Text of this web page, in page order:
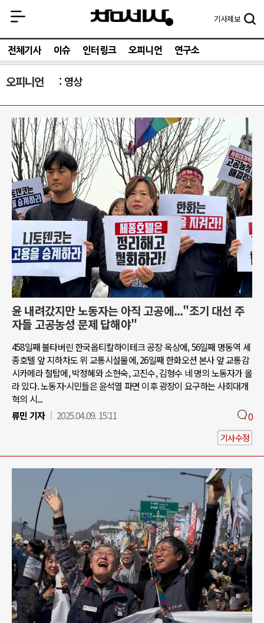
기사제보
전체기사 이슈 인터링크 오피니언 연구소
오피니언 영상
윤 내려갔지만 노동자는 아직 고공에..."조기 대선 주
자들 고공농성 문제 답해야"
458일째 불타버린 한국옵티칼하이테크 공장 옥상에, 56일째 명동역 세
종호텔 앞 지하차도 위 교통시설물에, 26일째 한화오션 본사 앞 교통감
시카메라 철탑에, 박정혜와 소현숙, 고진수, 김형수 네 명의 노동자가 올
라 있다. 노동자·시민들은 윤석열 파면 이후 광장이 요구하는 사회대개
혁의 시...
류민 기자
2025.04.09. 15:11 0
기사수정